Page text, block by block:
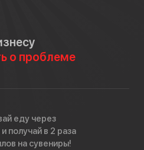
о проблеме
еду через
получай в 2 раза
на сувениры!